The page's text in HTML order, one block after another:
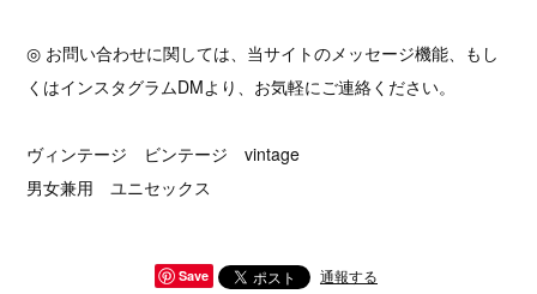
◎ お問い合わせに関しては、当サイトのメッセージ機能、もし
くはインスタグラムDMより、お気軽にご連絡ください。
ヴィンテージ ビンテージ vintage
男女兼用 ユニセックス
Save 通報する